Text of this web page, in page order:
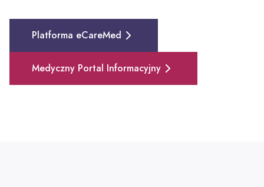
Platforma eCareMed
Medyczny Portal Informacyjny